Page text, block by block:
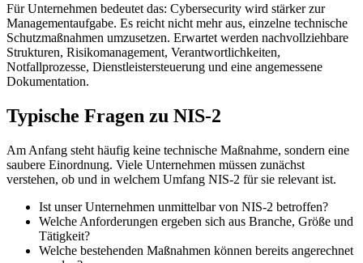
Für Unternehmen bedeutet das: Cybersecurity wird stärker zur
Managementaufgabe. Es reicht nicht mehr aus, einzelne technische
Schutzmaßnahmen umzusetzen. Erwartet werden nachvollziehbare
Strukturen, Risikomanagement, Verantwortlichkeiten,
Notfallprozesse, Dienstleistersteuerung und eine angemessene
Dokumentation.
Typische Fragen zu NIS-2
Am Anfang steht häufig keine technische Maßnahme, sondern eine
saubere Einordnung. Viele Unternehmen müssen zunächst
verstehen, ob und in welchem Umfang NIS-2 für sie relevant ist.
Ist unser Unternehmen unmittelbar von NIS-2 betroffen?
Welche Anforderungen ergeben sich aus Branche, Größe und
Tätigkeit?
Welche bestehenden Maßnahmen können bereits angerechnet